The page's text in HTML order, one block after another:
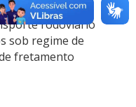
para a
rodoviário
sob regime de
fretamento